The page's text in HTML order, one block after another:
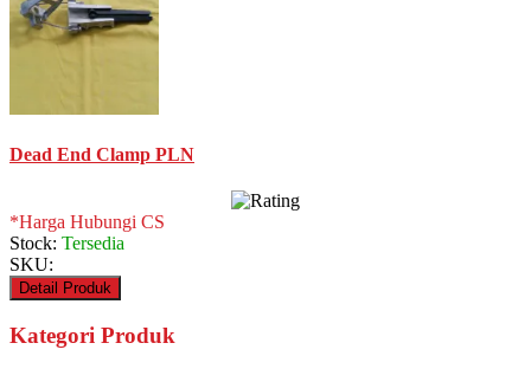
Dead End Clamp PLN
*Harga Hubungi CS
Stock: Tersedia
SKU:
Detail Produk
Kategori Produk